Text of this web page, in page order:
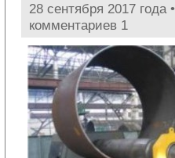
28 сентября 2017 года •
комментариев 1